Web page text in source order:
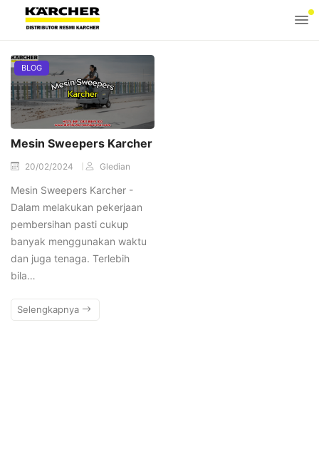
BLOG
Mesin Sweepers Karcher
20/02/2024 Gledian
Mesin Sweepers Karcher -
Dalam melakukan pekerjaan
pembersihan pasti cukup
banyak menggunakan waktu
dan juga tenaga. Terlebih
bila…
Selengkapnya